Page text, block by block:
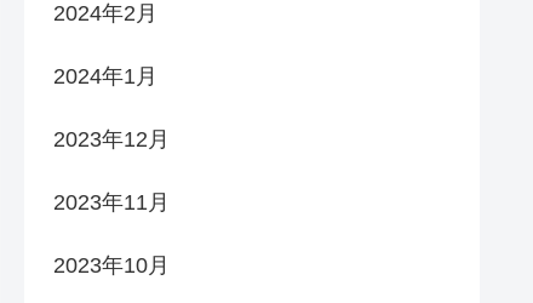
2024年2月
2024年1月
2023年12月
2023年11月
2023年10月